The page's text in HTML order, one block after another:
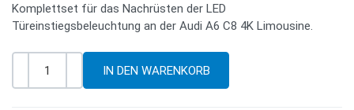
Komplettset für das Nachrüsten der LED
Türeinstiegsbeleuchtung an der Audi A6 C8 4K Limousine.